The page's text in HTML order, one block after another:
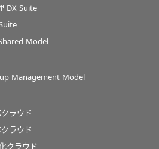
DX Suite
Model
Management Model
ラウド
ラウド
クラウド